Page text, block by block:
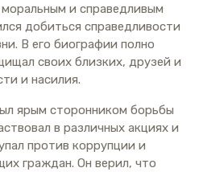
и справедливым
добиться справедливости
В его биографии полно
своих близких, друзей и
и насилия.
ярым сторонником борьбы
в различных акциях и
против коррупции и
граждан. Он верил, что